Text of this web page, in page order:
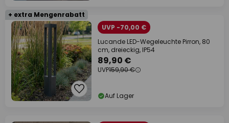
+ extra Mengenrabatt
UVP -70,00 €
Lucande LED-Wegeleuchte Pirron, 80
cm, dreieckig, IP54
89,90 €
UVP159,90 €
Auf Lager